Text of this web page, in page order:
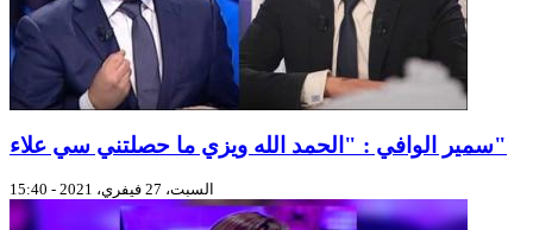
سمير الوافي : "الحمد الله ويزي ما حصلتني سي علاء"
السبت، 27 فيفري، 2021 - 15:40